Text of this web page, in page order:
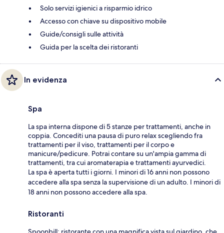
Solo servizi igienici a risparmio idrico
Accesso con chiave su dispositivo mobile
Guide/consigli sulle attività
Guida per la scelta dei ristoranti
In evidenza
Spa
La spa interna dispone di 5 stanze per trattamenti, anche in
coppia. Concediti una pausa di puro relax scegliendo fra
trattamenti per il viso, trattamenti per il corpo e
manicure/pedicure. Potrai contare su un'ampia gamma di
trattamenti, tra cui aromaterapia e trattamenti ayurvedici.
La spa è aperta tutti i giorni. I minori di 16 anni non possono
accedere alla spa senza la supervisione di un adulto. I minori di
18 anni non possono accedere alla spa.
Ristoranti